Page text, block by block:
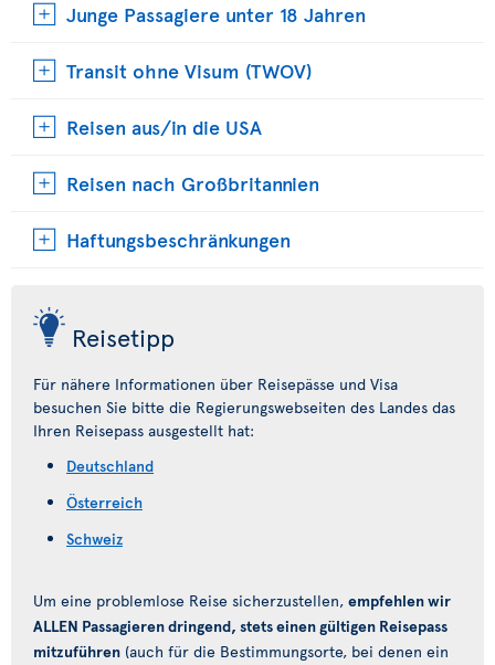
Junge Passagiere unter 18 Jahren
Transit ohne Visum (TWOV)
Reisen aus/in die USA
Reisen nach Großbritannien
Haftungsbeschränkungen
Reisetipp
Für nähere Informationen über Reisepässe und Visa
besuchen Sie bitte die Regierungswebseiten des Landes das
Ihren Reisepass ausgestellt hat:
Deutschland
Österreich
Schweiz
Um eine problemlose Reise sicherzustellen, empfehlen wir
ALLEN Passagieren dringend, stets einen gültigen Reisepass
mitzuführen (auch für die Bestimmungsorte, bei denen ein